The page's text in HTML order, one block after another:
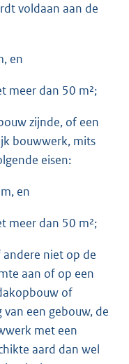
voldaan aan de
en
meer dan 50 m²;
zijnde, of een
bouwwerk, mits
eisen:
en
meer dan 50 m²;
niet op de
aan of op een
of
een gebouw, de
met een
aard dan wel